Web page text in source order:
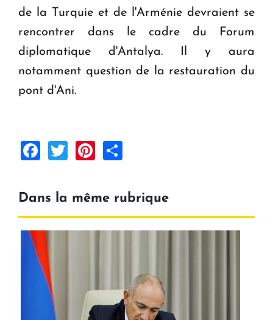
de la Turquie et de l'Arménie devraient se
rencontrer dans le cadre du Forum
diplomatique d'Antalya. Il y aura
notamment question de la restauration du
pont d'Ani.
Facebook
TwitterPinterest
Dans la même rubrique